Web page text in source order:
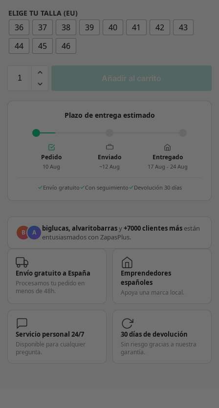
ELIGE TU TALLA (EU)
36 37 38 39 40 41 42
43
44
45 46
Añadir al carrito
Plazo de entrega estimado
Pedido
10 Aug
Enviado
~12 Aug
Entregado
17 Aug - 24 Aug
Envío gratuito Con seguimiento Devolución 30 días
B A biglucas, alvaritobarrasy+7000 clientes más están
entusiasmados con ZapasPlus.
Envío gratuito a España
Procesamos tu pedido en
menos de 48h.
Emprendedores
españoles
Apoya una marca local.
Servicio personal 24/7
Disponible para cualquier
pregunta.
30 días de devolución
Sin riesgo gracias a nuestra
garantía.